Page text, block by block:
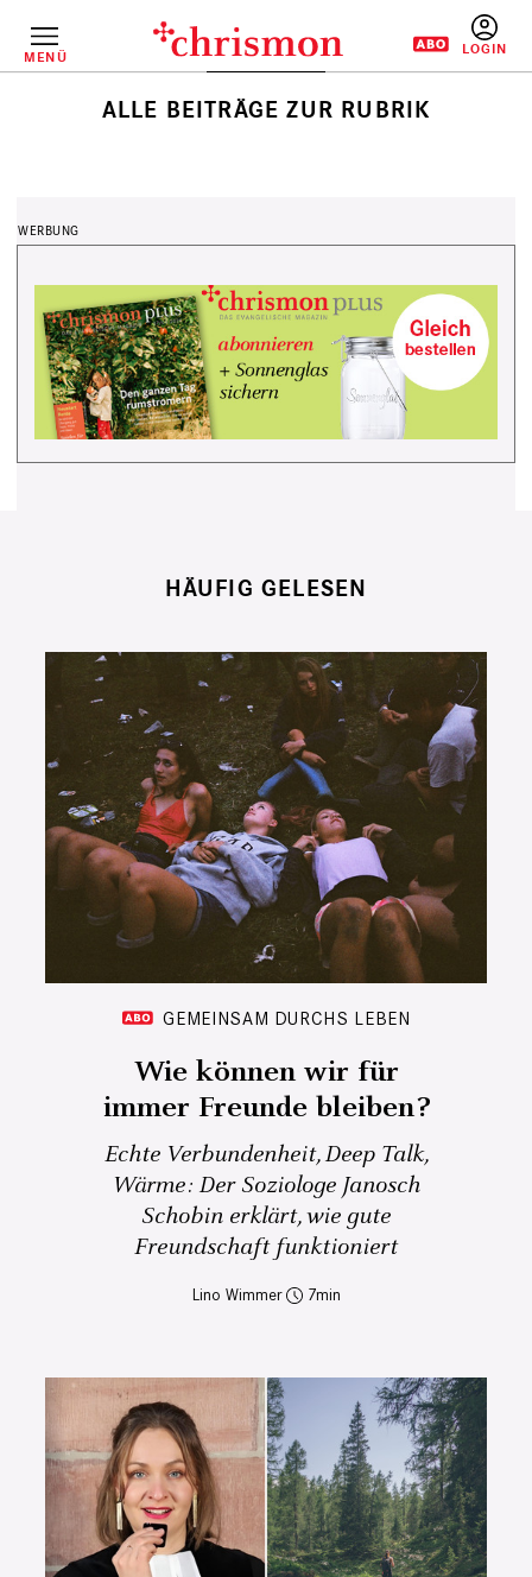
InhaltMENÜ
HÄUFIG GELESEN
GEMEINSAM DURCHS LEBEN
Wie können wir für
immer Freunde bleiben?
Echte Verbundenheit, Deep Talk,
Wärme: Der Soziologe Janosch
Schobin erklärt, wie gute
Freundschaft funktioniert
Lino Wimmer 7